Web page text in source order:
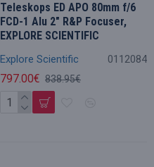
Explore Scientific 0112084
Teleskops ED APO 80mm f/6
FCD-1 Alu 2" R&P Focuser,
EXPLORE SCIENTIFIC
797.00€ 838.95€